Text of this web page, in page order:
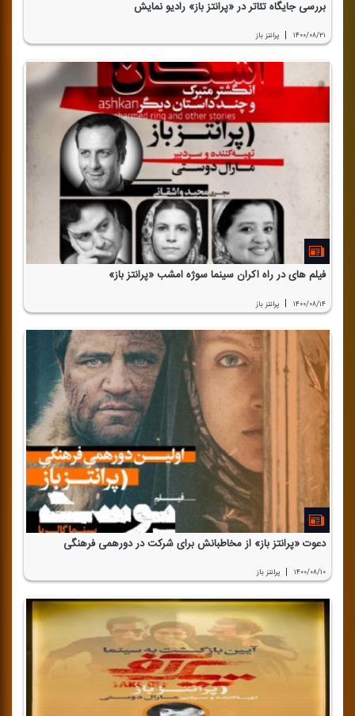
بررسی جایگاه تئاتر در «پرانتز باز» رادیو نمایش
۱۴۰۰/۰۸/۲۱ | پرانتز باز
فیلم های در راه اكران سینما سوژه امشب «پرانتز باز»
۱۴۰۰/۰۸/۱۴ | پرانتز باز
دعوت «پرانتز باز» از مخاطبانش برای شركت در دورهمی فرهنگی
۱۴۰۰/۰۸/۱۰ | پرانتز باز